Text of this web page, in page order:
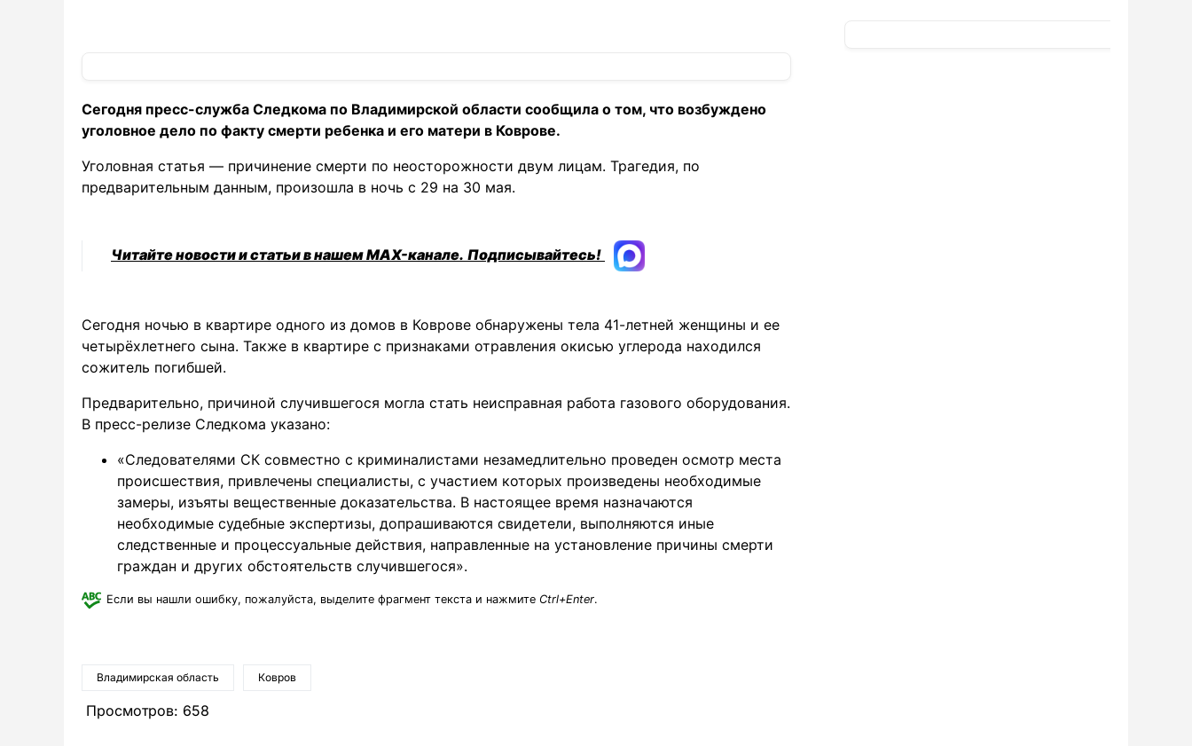
Сегодня пресс-служба Следкома по Владимирской области сообщила о том, что возбуждено
уголовное дело по факту смерти ребенка и его матери в Коврове.
Уголовная статья — причинение смерти по неосторожности двум лицам. Трагедия, по
предварительным данным, произошла в ночь с 29 на 30 мая.
Читайте новости и статьи в нашем MAX-канале. Подписывайтесь!
Сегодня ночью в квартире одного из домов в Коврове обнаружены тела 41-летней женщины и ее
четырёхлетнего сына. Также в квартире с признаками отравления окисью углерода находился
сожитель погибшей.
Предварительно, причиной случившегося могла стать неисправная работа газового оборудования.
В пресс-релизе Следкома указано:
«Следователями СК совместно с криминалистами незамедлительно проведен осмотр места
происшествия, привлечены специалисты, с участием которых произведены необходимые
замеры, изъяты вещественные доказательства. В настоящее время назначаются
необходимые судебные экспертизы, допрашиваются свидетели, выполняются иные
следственные и процессуальные действия, направленные на установление причины смерти
граждан и других обстоятельств случившегося».
Если вы нашли ошибку, пожалуйста, выделите фрагмент текста и нажмите Ctrl+Enter.
Владимирская область Ковров
Просмотров: 658